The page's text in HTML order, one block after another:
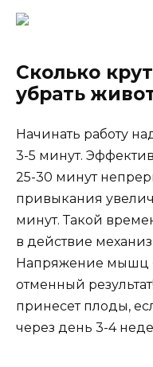
Сколько
убрать
Начинать работу
3-5 минут.
25-30 минут
привыкания
минут. Такой
в действие
Напряжение мышц +
отменный
принесет плоды,
через день 3-4